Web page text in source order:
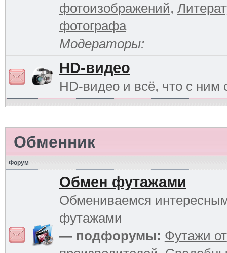
фотоизображений,
фотографа
Модераторы:
HD-видео
HD-видео и всё, что с ним
Обменник
Форум
Обмен футажами
Обмениваемся
футажами
— подфорумы: Футажи от